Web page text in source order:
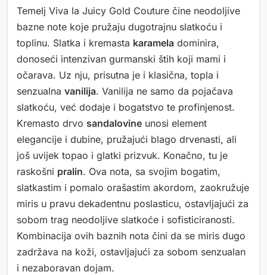
Temelj Viva la Juicy Gold Couture čine neodoljive
bazne note koje pružaju dugotrajnu slatkoću i
toplinu. Slatka i kremasta karamela dominira,
donoseći intenzivan gurmanski štih koji mami i
očarava. Uz nju, prisutna je i klasična, topla i
senzualna vanilija. Vanilija ne samo da pojačava
slatkoću, već dodaje i bogatstvo te profinjenost.
Kremasto drvo sandalovine unosi element
elegancije i dubine, pružajući blago drvenasti, ali
još uvijek topao i glatki prizvuk. Konačno, tu je
raskošni pralin. Ova nota, sa svojim bogatim,
slatkastim i pomalo orašastim akordom, zaokružuje
miris u pravu dekadentnu poslasticu, ostavljajući za
sobom trag neodoljive slatkoće i sofisticiranosti.
Kombinacija ovih baznih nota čini da se miris dugo
zadržava na koži, ostavljajući za sobom senzualan
i nezaboravan dojam.